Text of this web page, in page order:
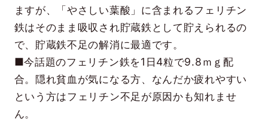
ますが、「やさしい葉酸」に含まれるフェリチン
鉄はそのまま吸収され貯蔵鉄として貯えられるの
で、貯蔵鉄不足の解消に最適です。
■今話題のフェリチン鉄を1日4粒で9.8ｍｇ配
合。隠れ貧血が気になる方、なんだか疲れやすい
という方はフェリチン不足が原因かも知れませ
ん。